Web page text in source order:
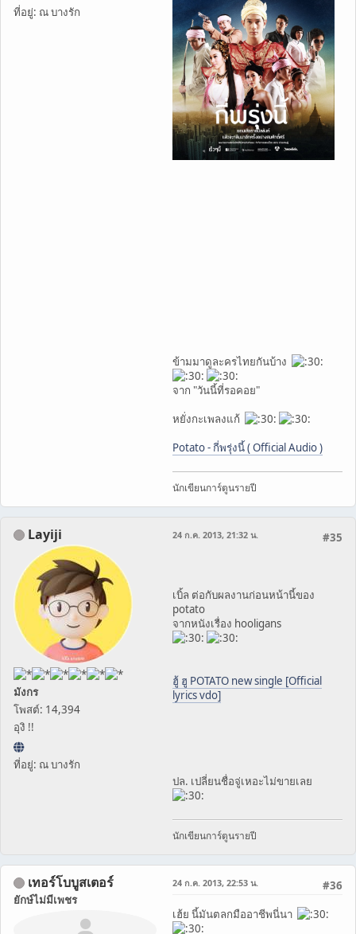
ที่อยู่: ณ บางรัก
ข้ามมาดูละครไทยกันบ้าง
จาก "วันนี้ที่รอคอย"
หยั่งกะเพลงแก้
Potato - กี่พรุ่งนี้ ( Official Audio )
นักเขียนการ์ตูนรายปี
Layiji
มังกร
โพสต์: 14,394
อุงิ !!
ที่อยู่: ณ บางรัก
#35
24 ก.ค. 2013, 21:32 น.
เบิ้ล ต่อกับผลงานก่อนหน้านี้ของ
potato
จากหนังเรื่อง hooligans
ฮู้ ฮู POTATO new single [Official
lyrics vdo]
ปล. เปลี่ยนชื่อจู่เหอะไม่ขายเลย
นักเขียนการ์ตูนรายปี
เทอร์โบบูสเตอร์
ยักษ์ไม่มีเพชร
#36
24 ก.ค. 2013, 22:53 น.
เฮ้ย นี้มันตลกมืออาชีพนี่นา